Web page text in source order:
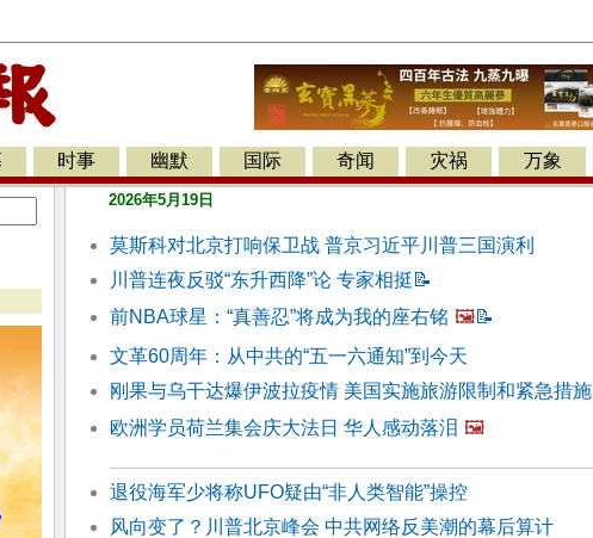
时事 幽默 国际 奇闻 灾祸 万象
2026年5月19日
莫斯科对北京打响保卫战 普京习近平川普三国演利
川普连夜反驳“东升西降”论 专家相挺 📝
前NBA球星：“真善忍”将成为我的座右铭 🖼️📝
文革60周年：从中共的“五一六通知”到今天
刚果与乌干达爆伊波拉疫情 美国实施旅游限制和紧急措施
欧洲学员荷兰集会庆大法日 华人感动落泪 🖼️
退役海军少将称UFO疑由“非人类智能”操控
风向变了？川普北京峰会 中共网络反美潮的幕后算计